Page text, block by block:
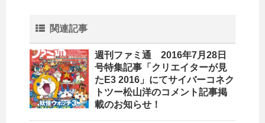
関連記事
週刊ファミ通 2016年7月28日
号特集記事「クリエイターが見
たE3 2016」にてサイバーコネク
トツー松山洋のコメント記事掲
載のお知らせ！